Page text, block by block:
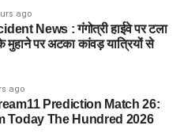
ago
News : गंगोत्री हाईवे पर टला
मुहाने पर अटका कांवड़ यात्रियों से
ago
Prediction Match 26:
Today The Hundred 2026